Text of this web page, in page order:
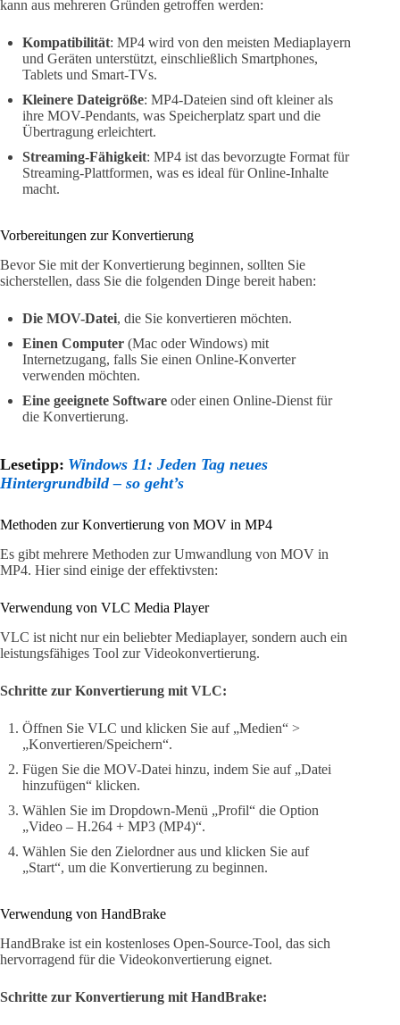
kann aus mehreren Gründen getroffen werden:
Kompatibilität: MP4 wird von den meisten Mediaplayern
und Geräten unterstützt, einschließlich Smartphones,
Tablets und Smart-TVs.
Kleinere Dateigröße: MP4-Dateien sind oft kleiner als
ihre MOV-Pendants, was Speicherplatz spart und die
Übertragung erleichtert.
Streaming-Fähigkeit: MP4 ist das bevorzugte Format für
Streaming-Plattformen, was es ideal für Online-Inhalte
macht.
Vorbereitungen zur Konvertierung
Bevor Sie mit der Konvertierung beginnen, sollten Sie
sicherstellen, dass Sie die folgenden Dinge bereit haben:
Die MOV-Datei, die Sie konvertieren möchten.
Einen Computer (Mac oder Windows) mit
Internetzugang, falls Sie einen Online-Konverter
verwenden möchten.
Eine geeignete Software oder einen Online-Dienst für
die Konvertierung.
Lesetipp: Windows 11: Jeden Tag neues
Hintergrundbild – so geht’s
Methoden zur Konvertierung von MOV in MP4
Es gibt mehrere Methoden zur Umwandlung von MOV in
MP4. Hier sind einige der effektivsten:
Verwendung von VLC Media Player
VLC ist nicht nur ein beliebter Mediaplayer, sondern auch ein
leistungsfähiges Tool zur Videokonvertierung.
Schritte zur Konvertierung mit VLC:
Öffnen Sie VLC und klicken Sie auf „Medien“ >
„Konvertieren/Speichern“.
Fügen Sie die MOV-Datei hinzu, indem Sie auf „Datei
hinzufügen“ klicken.
Wählen Sie im Dropdown-Menü „Profil“ die Option
„Video – H.264 + MP3 (MP4)“.
Wählen Sie den Zielordner aus und klicken Sie auf
„Start“, um die Konvertierung zu beginnen.
Verwendung von HandBrake
HandBrake ist ein kostenloses Open-Source-Tool, das sich
hervorragend für die Videokonvertierung eignet.
Schritte zur Konvertierung mit HandBrake: